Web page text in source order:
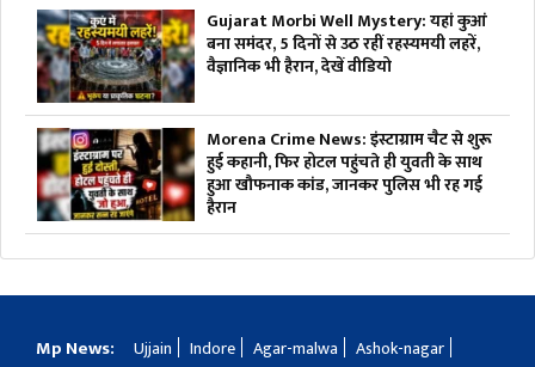
Gujarat Morbi Well Mystery: यहां कुआं
बना समंदर, 5 दिनों से उठ रहीं रहस्यमयी लहरें,
वैज्ञानिक भी हैरान, देखें वीडियो
Morena Crime News: इंस्टाग्राम चैट से शुरू
हुई कहानी, फिर होटल पहुंचते ही युवती के साथ
हुआ खौफनाक कांड, जानकर पुलिस भी रह गई
हैरान
Mp News: Ujjain Indore Agar-malwa
Ashok-nagar